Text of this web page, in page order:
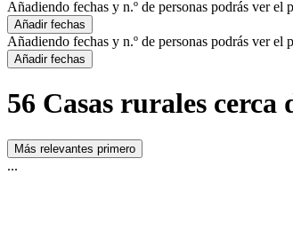
Añadiendo fechas y n.º de personas podrás ver el
Añadir fechas
Añadiendo fechas y n.º de personas podrás ver el
Añadir fechas
56 Casas rurales
Más relevantes primero
...